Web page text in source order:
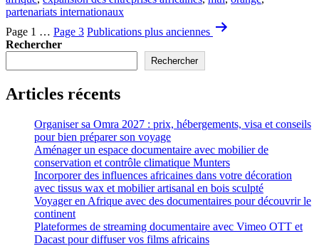
partenariats internationaux
Pagination
des
publications
Page 1 … Page 3 Publications plus anciennes
Rechercher
Rechercher
Articles récents
Organiser sa Omra 2027 : prix, hébergements, visa et conseils
pour bien préparer son voyage
Aménager un espace documentaire avec mobilier de
conservation et contrôle climatique Munters
Incorporer des influences africaines dans votre décoration
avec tissus wax et mobilier artisanal en bois sculpté
Voyager en Afrique avec des documentaires pour découvrir le
continent
Plateformes de streaming documentaire avec Vimeo OTT et
Dacast pour diffuser vos films africains